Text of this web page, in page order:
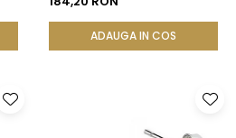
ADAUGA IN COS